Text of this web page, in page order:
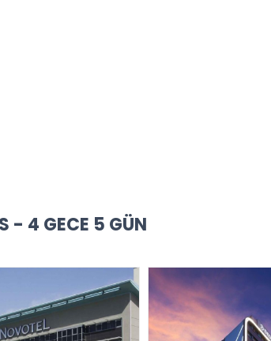
- 4 GECE 5 GÜN